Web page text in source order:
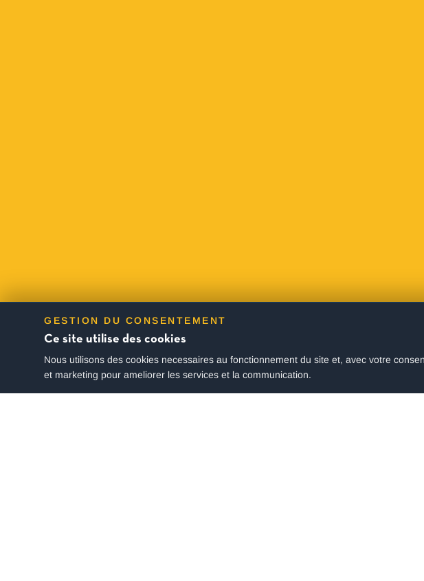
GESTION DU CONSENTEMENT
Ce site utilise des cookies
Nous utilisons des cookies necessaires au fonctionnement du site et, avec votre
et marketing pour ameliorer les services et la communication.